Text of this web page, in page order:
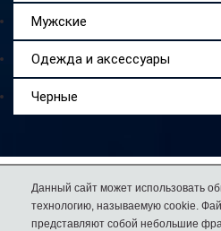
Мужские
Одежда и аксессуары
Черные
Работаемс 2009 года
Более 50 000довольных
Данный сайт может использовать
технологию, называемую cookie. Файлы cookie
представляют собой небольшие